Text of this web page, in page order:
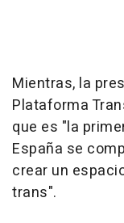
Mientras, la
Plataforma
que es "la
España se
crear un
trans".